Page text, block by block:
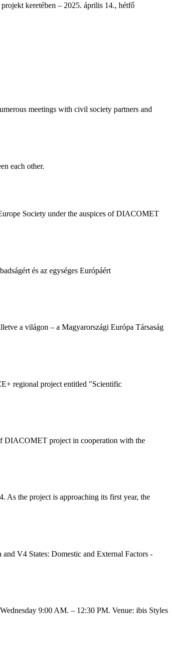
keretében – 2025. április 14., hétfő
meetings with civil society partners and
each other.
Society under the auspices of DIACOMET
és az egységes Európáért
a világon – a Magyarországi Európa Társaság
regional project entitled "Scientific
DIACOMET project in cooperation with the
As the project is approaching its first year, the
V4 States: Domestic and External Factors -
9:00 AM. – 12:30 PM. Venue: ibis Styles